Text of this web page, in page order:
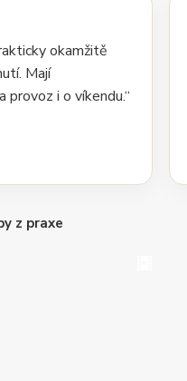
okamžitě
Mají
provoz i o víkendu.“
z praxe